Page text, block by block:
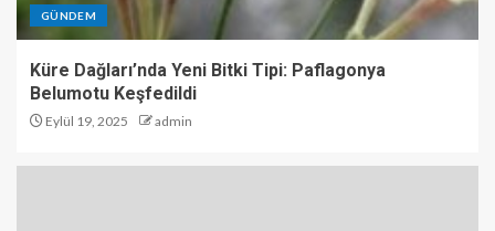
GÜNDEM
Küre Dağları’nda Yeni Bitki Tipi: Paflagonya
Belumotu Keşfedildi
Eylül 19, 2025 admin